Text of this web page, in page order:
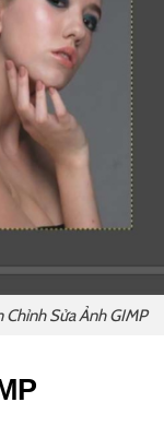
Chỉnh Sửa Ảnh GIMP